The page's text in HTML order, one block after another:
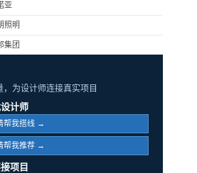
亚
照明
集团
为设计师连接真实项目
计师
帮我搭线 →
帮我推荐 →
项目